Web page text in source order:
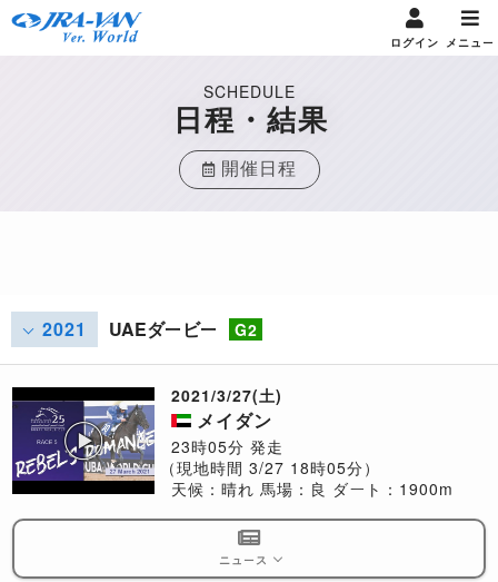
ログイン メニュー
SCHEDULE
日程・結果
開催日程
2021 UAEダービー G2
2021/3/27(土)
メイダン
23時05分 発走
（現地時間 3/27 18時05分）
天候：晴れ 馬場：良 ダート：1900m
ニュース